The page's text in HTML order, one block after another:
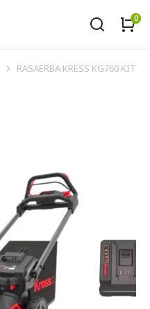
RASAERBA KRESS KG760 KIT